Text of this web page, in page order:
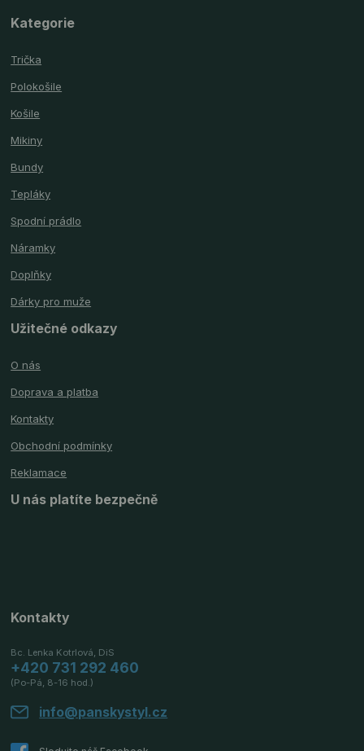
Kategorie
Trička
Polokošile
Košile
Mikiny
Bundy
Tepláky
Spodní prádlo
Náramky
Doplňky
Dárky pro muže
Užitečné odkazy
O nás
Doprava a platba
Kontakty
Obchodní podmínky
Reklamace
U nás platíte bezpečně
Kontakty
Bc. Lenka Kotrlová, DiS
+420 731 292 460
(Po-Pá, 8-16 hod.)
info@panskystyl.cz